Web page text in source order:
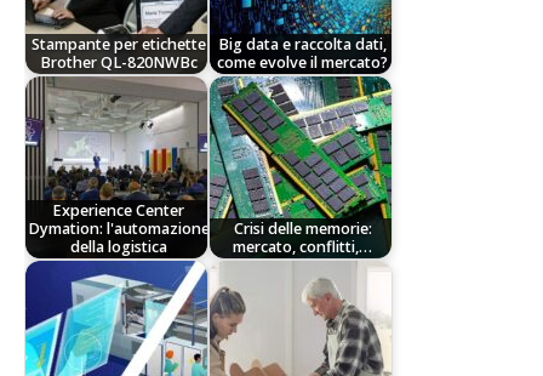
Stampante per etichette
Brother QL-820NWBc
Big data e raccolta dati,
come evolve il mercato?
Experience Center
Dymation: l'automazione
della logistica
Crisi delle memorie:
mercato, conflitti,…